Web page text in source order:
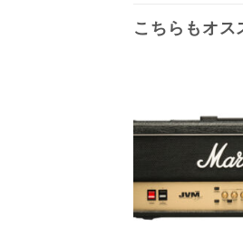
こちらもオス